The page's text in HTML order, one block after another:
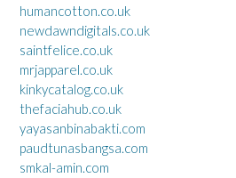
humancotton.co.uk
newdawndigitals.co.uk
saintfelice.co.uk
mrjapparel.co.uk
kinkycatalog.co.uk
thefaciahub.co.uk
yayasanbinabakti.com
paudtunasbangsa.com
smkal-amin.com